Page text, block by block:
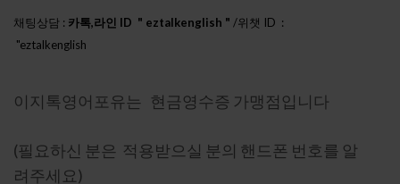
채팅상담 : 카톡,라인 ID " eztalkenglish " /위챗 ID :
"eztalkenglish
이지톡영어포유는 현금영수증 가맹점입니다
(필요하신 분은 적용받으실 분의 핸드폰 번호를 알
려주세요)